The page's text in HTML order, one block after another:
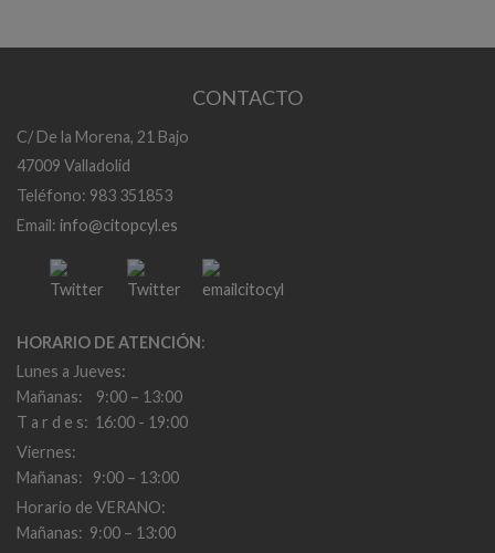
CONTACTO
C/ De la Morena, 21 Bajo
47009 Valladolid
Teléfono: 983 351853
Email: info@citopcyl.es
HORARIO DE ATENCIÓN:
Lunes a Jueves:
Mañanas: 9:00 – 13:00
T a r d e s: 16:00 - 19:00
Viernes:
Mañanas: 9:00 – 13:00
Horario de VERANO:
Mañanas: 9:00 – 13:00